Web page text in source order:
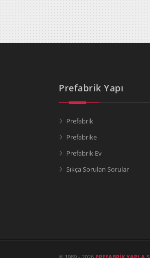
Prefabrik Yapı
Prefabrik
Prefabrike
Prefabrik Ev
Sıkça Sorulan Sorular